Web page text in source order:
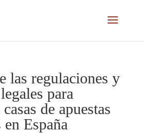
las regulaciones y
para
de apuestas
España